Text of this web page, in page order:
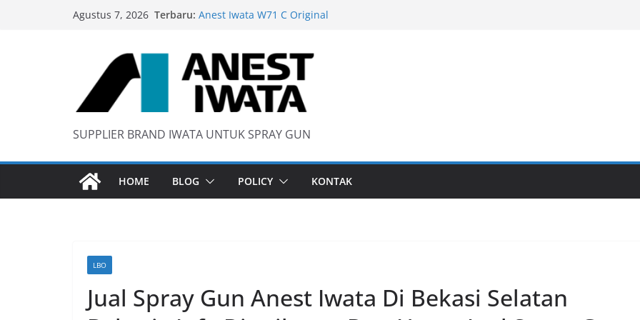
Agustus 7, 2026 Terbaru: Anest Iwata W71 C Original
Iwata W 71 New Model ….Last generation…
Wider 1 Iwata Spray Gun
SUPPLIER BRAND IWATA UNTUK SPRAY GUN
HOME BLOG POLICY KONTAK
LBO
Jual Spray Gun Anest Iwata Di Bekasi Selatan